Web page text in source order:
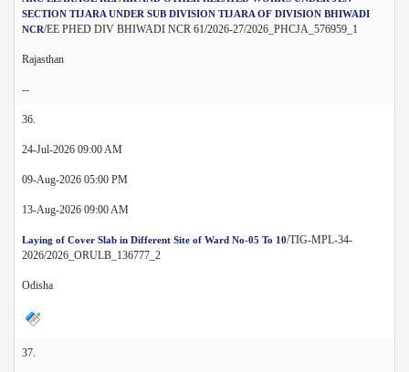
SECTION TIJARA UNDER SUB DIVISION TIJARA OF DIVISION BHIWADI
NCR/EE PHED DIV BHIWADI NCR 61/2026-27/2026_PHCJA_576959_1
Rajasthan
--
36.
24-Jul-2026 09:00 AM
09-Aug-2026 05:00 PM
13-Aug-2026 09:00 AM
Laying of Cover Slab in Different Site of Ward No-05 To 10/TIG-MPL-34-
2026/2026_ORULB_136777_2
Odisha
37.